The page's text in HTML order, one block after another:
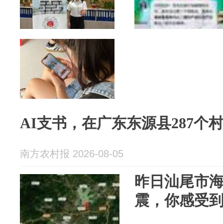
AI支书，在广东东源县287个
南方农村报 2026-08-05
昨日汕尾市
震，你感受